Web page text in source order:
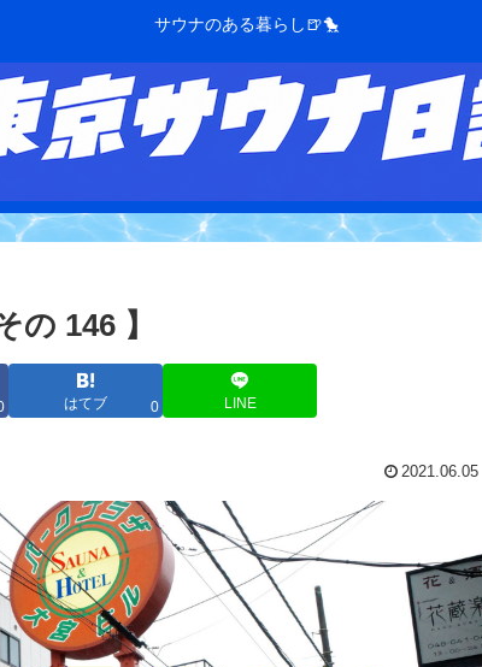
サウナのある暮らし🍺🐤
146 】
はてブ 0 LINE
2021.06.05